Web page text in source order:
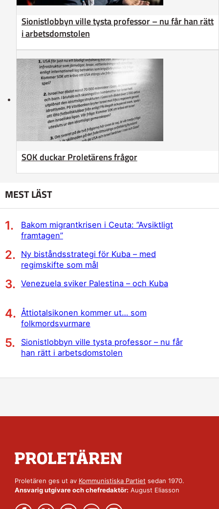
Sionistlobbyn ville tysta professor – nu får han rätt
i arbetsdomstolen
SOK duckar Proletärens frågor
MEST LÄST
Bakom migrantkrisen i Ceuta: ”Avsiktligt
framtagen”
Ny biståndsstrategi för Kuba – med
regimskifte som mål
Venezuela sviker Palestina – och Kuba
Åttiotalsikonen kommer ut… som
folkmordsvurmare
Sionistlobbyn ville tysta professor – nu får
han rätt i arbetsdomstolen
Proletären ges ut av Kommunistiska Partiet sedan 1970.
Ansvarig utgivare och chefredaktör: August Eliasson